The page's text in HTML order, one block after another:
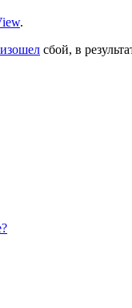
.
сбой, в